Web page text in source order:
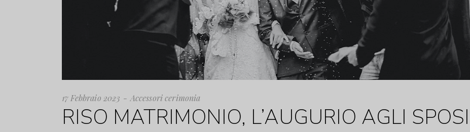
17 Febbraio 2023 Accessori cerimonia
RISO MATRIMONIO, L’AUGURIO AGLI SPOSI